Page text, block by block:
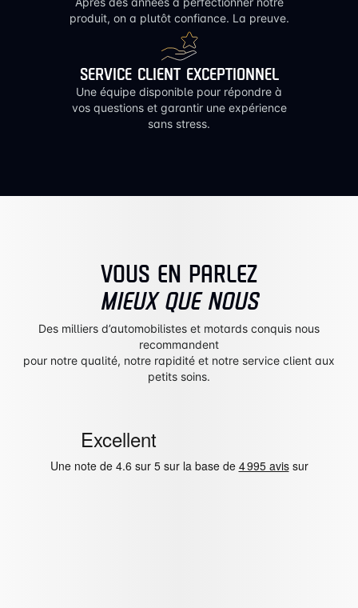
produit, on a plutôt confiance. La preuve.
SERVICE CLIENT EXCEPTIONNEL
Une équipe disponible pour répondre à
vos questions et garantir une expérience
sans stress.
VOUS EN PARLEZ
MIEUX QUE NOUS
Des milliers d’automobilistes et motards conquis nous
recommandent
pour notre qualité, notre rapidité et notre service client aux
petits soins.